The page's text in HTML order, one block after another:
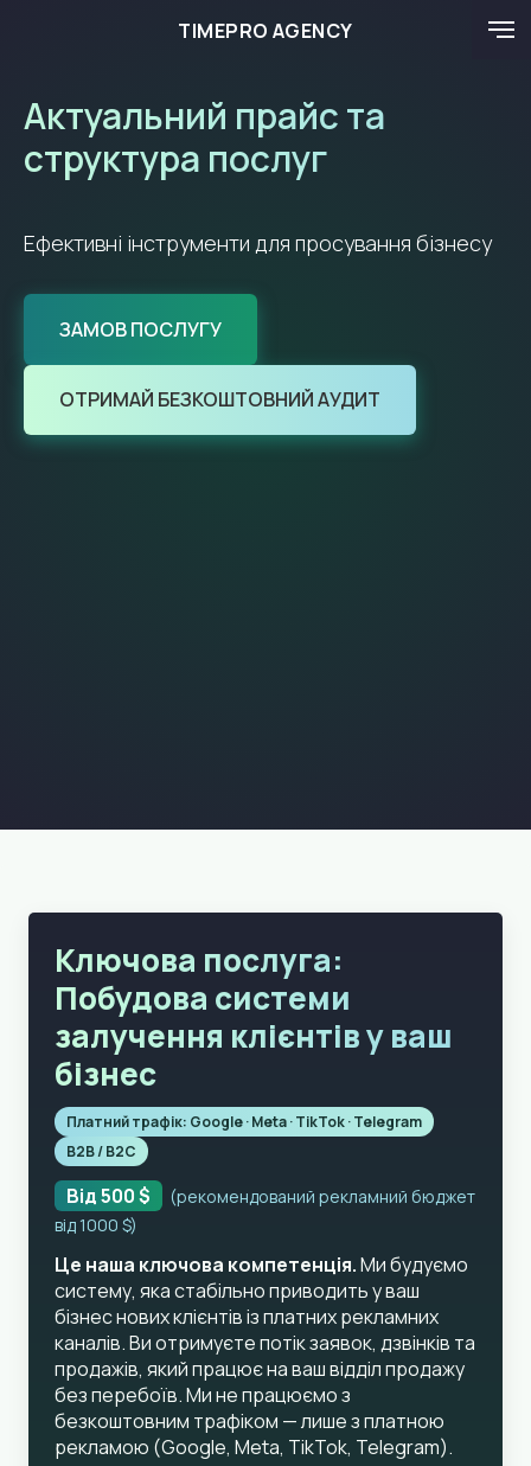
TIMEPRO AGENCY
Актуальний прайс та
структура послуг
Ефективні інструменти для просування бізнесу
ЗАМОВ ПОСЛУГУ
ОТРИМАЙ БЕЗКОШТОВНИЙ АУДИТ
Ключова послуга:
Побудова системи
залучення клієнтів у ваш
бізнес
Платний трафік: Google · Meta · TikTok · Telegram
B2B / B2C
Від 500 $
(рекомендований рекламний бюджет
від 1000 $)
Це наша ключова компетенція.Ми будуємо
систему, яка стабільно приводить у ваш
бізнес нових клієнтів із платних рекламних
каналів. Ви отримуєте потік заявок, дзвінків та
продажів, який працює на ваш відділ продажу
без перебоїв. Ми не працюємо з
безкоштовним трафіком — лише з платною
рекламою (Google, Meta, TikTok, Telegram).